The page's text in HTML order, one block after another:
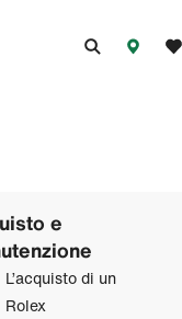
e
L’acquisto di un
Rolex